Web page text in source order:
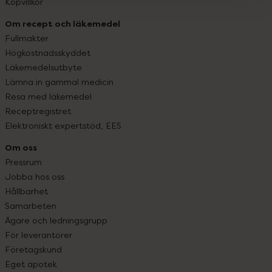
Om recept och läkemedel
Fullmakter
Högkostnadsskyddet
Läkemedelsutbyte
Lämna in gammal medicin
Resa med läkemedel
Receptregistret
Elektroniskt expertstöd, EES
Om oss
Pressrum
Jobba hos oss
Hållbarhet
Samarbeten
Ägare och ledningsgrupp
För leverantörer
Företagskund
Eget apotek